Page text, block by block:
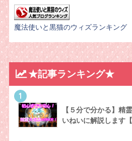
魔法使いと黒猫のウィズランキング
★記事ランキング★
1
【５分で分かる】精
いねいに解説します【